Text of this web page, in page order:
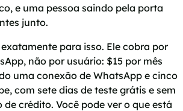
e uma pessoa saindo pela porta
junto.
para isso. Ele cobra por
não por usuário: $15 por mês
uma conexão de WhatsApp e cinco
com sete dias de teste grátis e sem
crédito. Você pode ver o que está